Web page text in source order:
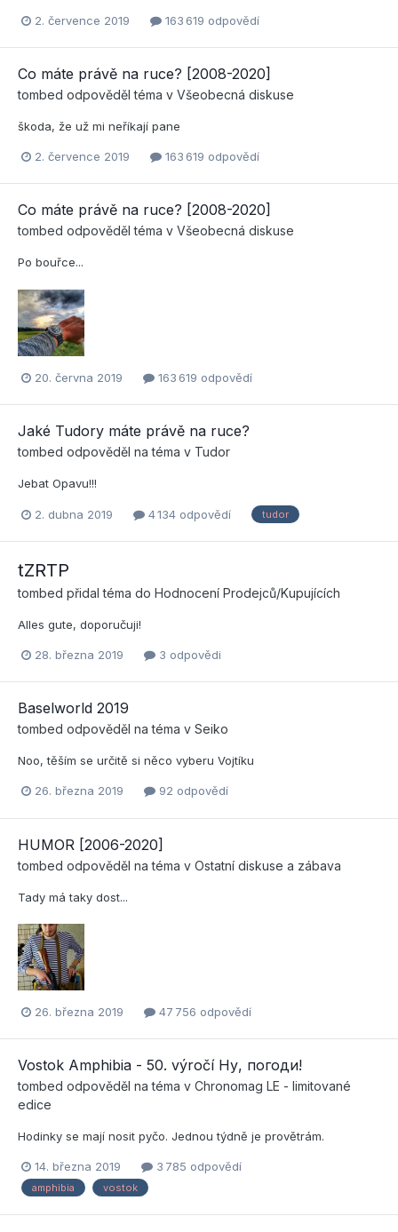
2. července 2019 163 619 odpovědí
Co máte právě na ruce? [2008-2020]
tombed odpověděl téma v Všeobecná diskuse
škoda, že už mi neříkají pane
2. července 2019 163 619 odpovědí
Co máte právě na ruce? [2008-2020]
tombed odpověděl téma v Všeobecná diskuse
Po bouřce...
20. června 2019 163 619 odpovědí
Jaké Tudory máte právě na ruce?
tombed odpověděl na téma v Tudor
Jebat Opavu!!!
2. dubna 2019 4 134 odpovědí tudor
tZRTP
tombed přidal téma do Hodnocení Prodejců/Kupujících
Alles gute, doporučuji!
28. března 2019 3 odpovědi
Baselworld 2019
tombed odpověděl na téma v Seiko
Noo, těším se určitě si něco vyberu Vojtíku
26. března 2019 92 odpovědí
HUMOR [2006-2020]
tombed odpověděl na téma v Ostatní diskuse a zábava
Tady má taky dost...
26. března 2019 47 756 odpovědí
Vostok Amphibia - 50. výročí Ну, погоди!
tombed odpověděl na téma v Chronomag LE - limitované
edice
Hodinky se mají nosit pyčo. Jednou týdně je provětrám.
14. března 2019 3 785 odpovědí
amphibia vostok